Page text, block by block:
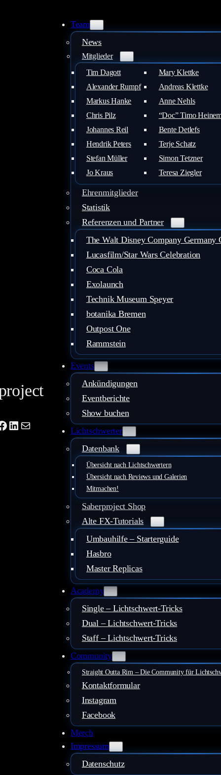
LinkedIn
Mail
Team
News
Mitglieder
Tim Dagott
Alexander Rumpf
Markus Hanke
Chris Pilz
Johannes Reil
Hendrik Peters
Stefan Müller
Jo Kraus
Mary Klettke
Andreas Klettke
Anne Nehls
“Doc” Timo
Bente Detlefs
Terje Schatz
Simon Tetzner
Teresa Ziegler
Ehrenmitglieder
Statistik
Referenzen und Partner
The Walt Disney Company Germany
Lucasfilm/Star Wars Celebration
Coca Cola
Exolaunch
Technik Museum Speyer
botanika Bremen
Outpost One
Rammstein
Events
Ankündigungen
Eventberichte
Show buchen
Lichtschwerter
Datenbank
Übersicht nach Lichtschwertern
Übersicht nach Reviews und Galerien
Mitmachen!
Saberproject Shop
Alte FX-Tutorials
Umbauhilfe – Starterguide
Hasbro
Master Replicas
Academy
Single – Lichtschwert-Tricks
Dual – Lichtschwert-Tricks
Staff – Lichtschwert-Tricks
Community
Straight Outta Rim – Die Community für
Kontaktformular
Instagram
Facebook
Merch
Impressum
Datenschutz